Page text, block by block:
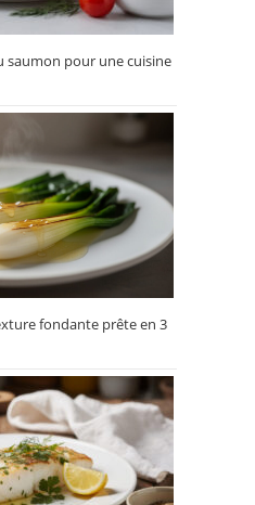
saumon pour une cuisine
fondante prête en 3